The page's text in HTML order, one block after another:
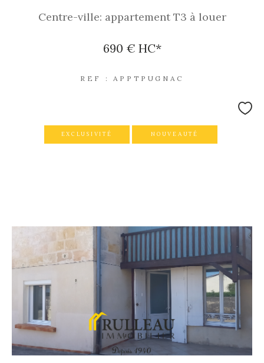
Centre-ville: appartement T3 à louer
690 € HC*
REF : APPTPUGNAC
EXCLUSIVITÉ NOUVEAUTÉ